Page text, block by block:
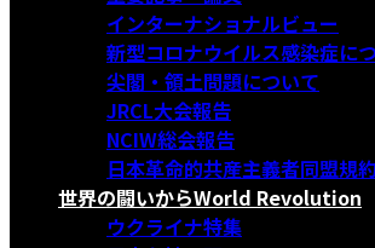
インターナショナルビュー
新型コロナウイルス感染症に
尖閣・領土問題について
JRCL大会報告
NCIW総会報告
日本革命的共産主義者同盟規約
世界の闘いからWorld Revolution
ウクライナ特集